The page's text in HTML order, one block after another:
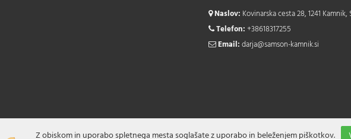
Naslov: Kovinarska cesta 28, 1241 Kamnik,
Telefon:+38618317255
Email:darja@samson-kamnik.si
Z obiskom in uporabo spletnega mesta soglašate z uporabo in beleženjem piškotkov.